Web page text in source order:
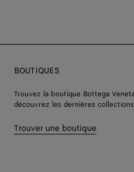
BOUTIQUES
Trouvez la boutique Bottega
découvrez les dernières
Trouver une boutique